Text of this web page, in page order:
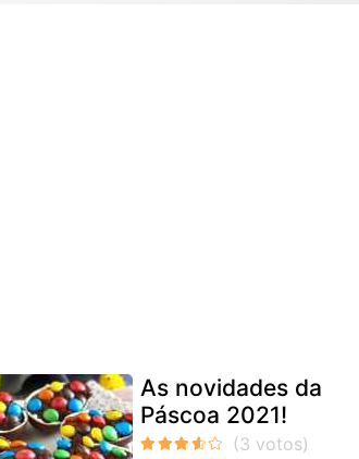
As novidades da
Páscoa 2021!